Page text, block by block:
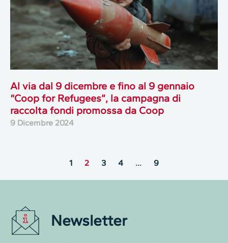
Al via dal 9 dicembre e fino al 9 gennaio
“Coop for Refugees”, la campagna di
raccolta fondi promossa da Coop
9 Dicembre 2024
1 2 3 4 … 9
Newsletter